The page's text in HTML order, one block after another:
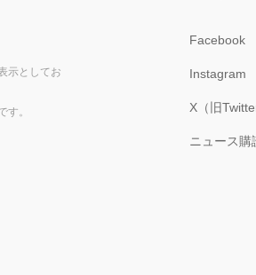
示としてお
す。
Facebook
Instagram
X（旧Twitter
ニュース購